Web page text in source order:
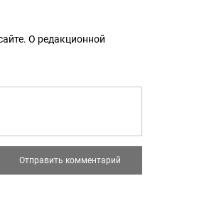
О редакционной